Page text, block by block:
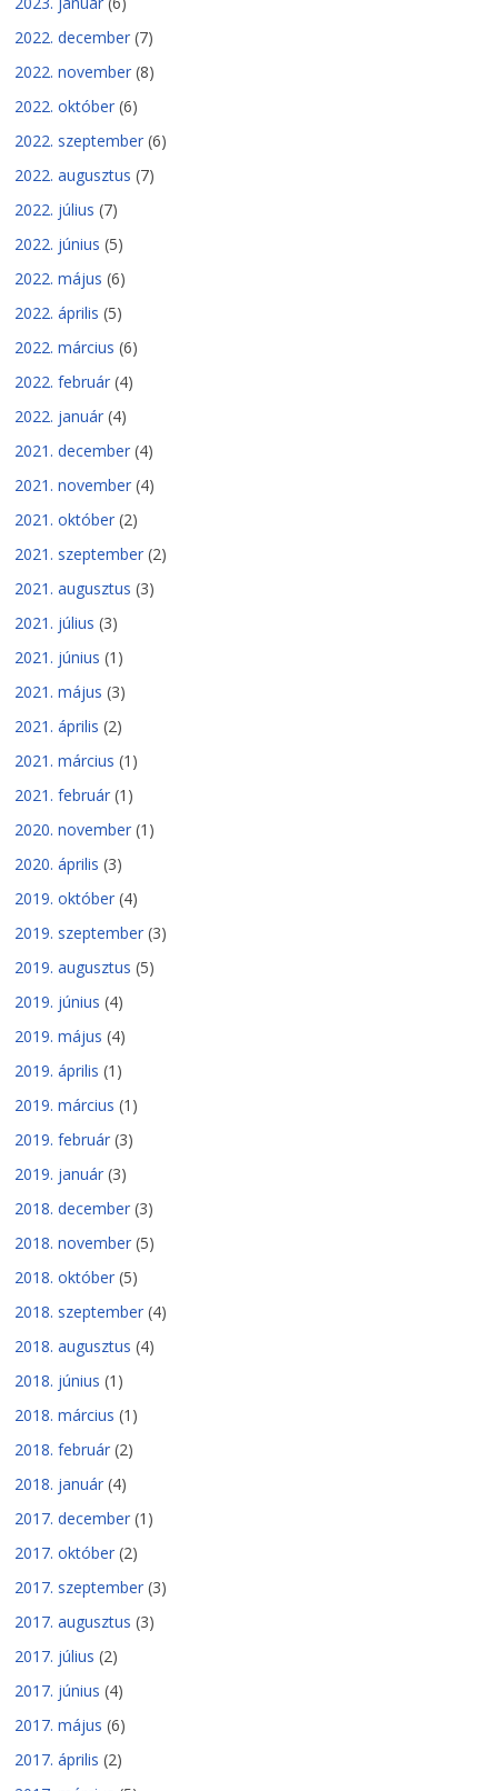
2022. december (7)
2022. november (8)
2022. október (6)
2022. szeptember (6)
2022. augusztus (7)
2022. július (7)
2022. június (5)
2022. május (6)
2022. április (5)
2022. március (6)
2022. február (4)
2022. január (4)
2021. december (4)
2021. november (4)
2021. október (2)
2021. szeptember (2)
2021. augusztus (3)
2021. július (3)
2021. június (1)
2021. május (3)
2021. április (2)
2021. március (1)
2021. február (1)
2020. november (1)
2020. április (3)
2019. október (4)
2019. szeptember (3)
2019. augusztus (5)
2019. június (4)
2019. május (4)
2019. április (1)
2019. március (1)
2019. február (3)
2019. január (3)
2018. december (3)
2018. november (5)
2018. október (5)
2018. szeptember (4)
2018. augusztus (4)
2018. június (1)
2018. március (1)
2018. február (2)
2018. január (4)
2017. december (1)
2017. október (2)
2017. szeptember (3)
2017. augusztus (3)
2017. július (2)
2017. június (4)
2017. május (6)
2017. április (2)